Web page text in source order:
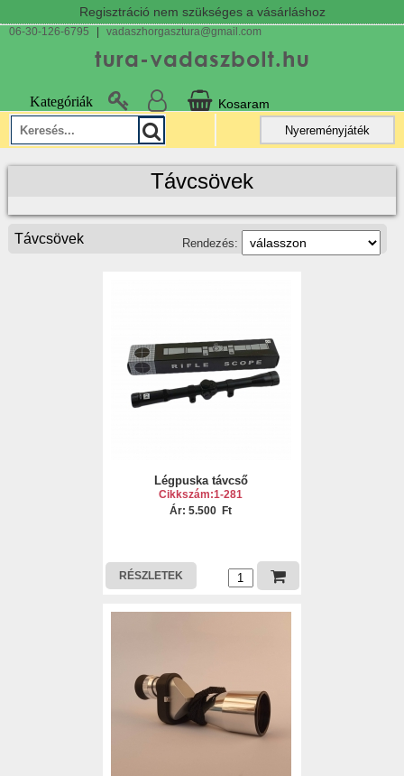
Regisztráció nem szükséges a vásárláshoz
06-30-126-6795 vadaszhorgasztura@gmail.com
Kategóriák Kosaram
Nyereményjáték
Távcsövek
Rendezés:
Távcsövek
Légpuska távcső
Cikkszám:1-281
Ár: 5.500 Ft
RÉSZLETEK